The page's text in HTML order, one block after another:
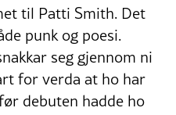
til Patti Smith. Det
punk og poesi.
seg gjennom ni
for verda at ho har
debuten hadde ho